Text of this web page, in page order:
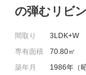
の弾むリビ
間取り
3LDK+W
専有面積
70.80㎡
築年月
1986年（